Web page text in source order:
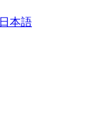
日本語